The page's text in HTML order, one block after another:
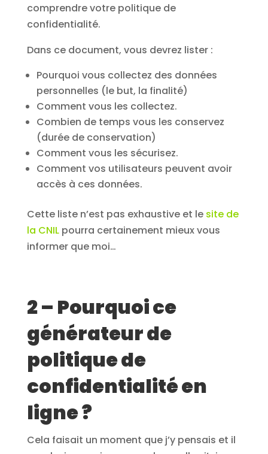
comprendre votre politique de
confidentialité.
Dans ce document, vous devrez lister :
Pourquoi vous collectez des données
personnelles (le but, la finalité)
Comment vous les collectez.
Combien de temps vous les conservez
(durée de conservation)
Comment vous les sécurisez.
Comment vos utilisateurs peuvent avoir
accès à ces données.
Cette liste n’est pas exhaustive et le site de
la CNILpourra certainement mieux vous
informer que moi…
2 – Pourquoi ce
générateur de
politique de
confidentialité en
ligne ?
Cela faisait un moment que j’y pensais et il